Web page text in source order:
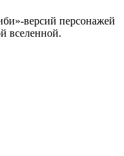
версий персонажей
вселенной.